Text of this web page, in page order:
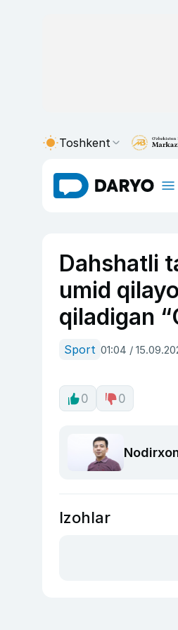
Toshkent
Dahshatli
umid
qiladigan
Sport 01:04 /
0 0
Izohlar